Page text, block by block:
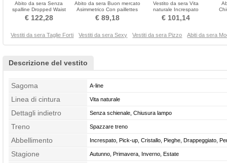
Abito da sera Senza
spalline Dropped Waist
Sovrapposizione di tulle
€ 122,28
Abito da sera Buon mercato
Asimmetrico Con paillettes
Chiffon
€ 89,18
Vestito da sera Vita
naturale Increspato
Elegante Primavera Palla
€ 101,14
Vestiti da sera Taglie Forti Vestiti da sera Sexy Vestiti da sera Pizzo Abiti da sera
Descrizione del vestito
Sagoma A-line
Linea di cintura Vita naturale
Dettagli indietro Senza schienale, Chiusura lampo
Treno Spazzare treno
Abbellimento Increspato, Pick-up, Cristallo, Pieghe, Drappeggiato,
Stagione Autunno, Primavera, Inverno, Estate